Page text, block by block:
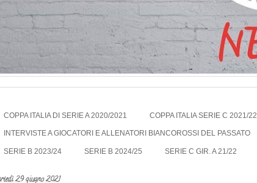
COPPA ITALIA DI SERIE A 2020/2021 COPPA ITALIA SERIE C 2021/22
INTERVISTE A GIOCATORI E ALLENATORI BIANCOROSSI DEL PASSATO
SERIE B 2023/24 SERIE B 2024/25 SERIE C GIR. A 21/22
29 giugno 2021